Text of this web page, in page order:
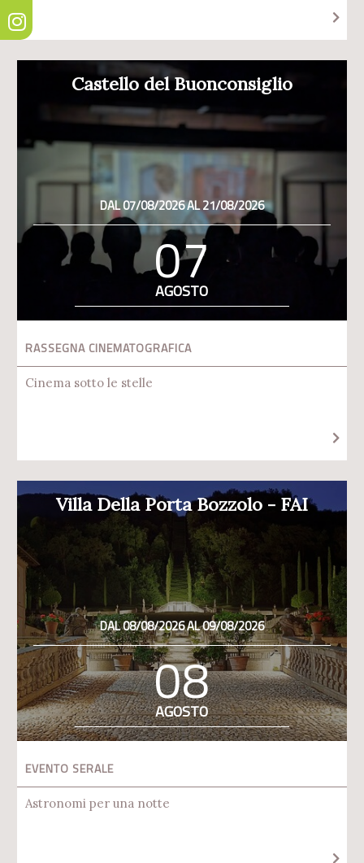
Castello del Buonconsiglio
DAL 07/08/2026 AL 21/08/2026
07
AGOSTO
RASSEGNA CINEMATOGRAFICA
Cinema sotto le stelle
Villa Della Porta Bozzolo - FAI
DAL 08/08/2026 AL 09/08/2026
08
AGOSTO
EVENTO SERALE
Astronomi per una notte